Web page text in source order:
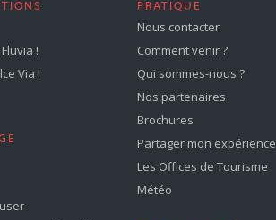
!
Via !
PRATIQUE
Nous contacter
Comment venir ?
Qui sommes-nous ?
Nos partenaires
Brochures
Partager mon expérience
Les Offices de Tourisme
Météo